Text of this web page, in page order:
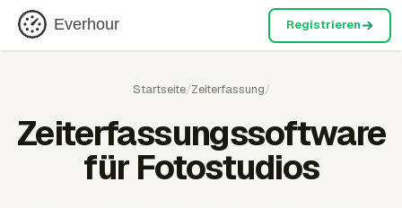
Everhour Registrieren
Startseite/Zeiterfassung/
Zeiterfassungssoftware
für Fotostudios